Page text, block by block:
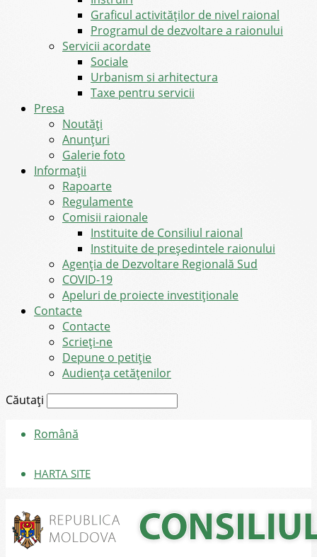
Graficul activităților de nivel raional
Programul de dezvoltare a raionului
Servicii acordate
Sociale
Urbanism si arhitectura
Taxe pentru servicii
Presa
Noutăţi
Anunţuri
Galerie foto
Informații
Rapoarte
Regulamente
Comisii raionale
Instituite de Consiliul raional
Instituite de președintele raionului
Agenția de Dezvoltare Regională Sud
COVID-19
Apeluri de proiecte investiționale
Contacte
Contacte
Scrieți-ne
Depune o petiție
Audiența cetățenilor
Căutați
Română
HARTA SITE